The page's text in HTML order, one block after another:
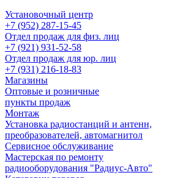
Установочный центр
+7 (952) 287-15-45
Отдел продаж для физ. лиц
+7 (921) 931-52-58
Отдел продаж для юр. лиц
+7 (931) 216-18-83
Магазины
Оптовые и розничные
пункты продаж
Монтаж
Установка радиостанций и антенн,
преобразователей, автомагнитол
Сервисное обслуживание
Мастерская по ремонту
радиооборудования "Радиус-Авто"